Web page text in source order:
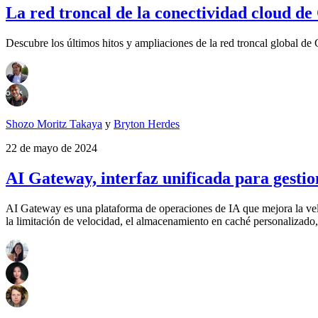
La red troncal de la conectividad cloud
Descubre los últimos hitos y ampliaciones de la red troncal global
Shozo Moritz Takaya y Bryton Herdes
22 de mayo de 2024
AI Gateway, interfaz unificada para
AI Gateway es una plataforma de operaciones de IA que mejora la
la limitación de velocidad, el almacenamiento en caché